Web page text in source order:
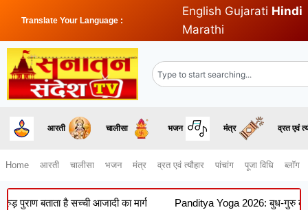
Translate Your Language :
English Gujarati Hindi
Marathi
आरती चालीसा भजन मंत्र व्रत एवं
Home आरती चालीसा भजन मंत्र व्रत एवं त्यौहार पांचांग पूजा विधि ब्लॉग
बताता है सच्ची आजादी का मार्ग Panditya Yoga 2026: बुध-गुरु की